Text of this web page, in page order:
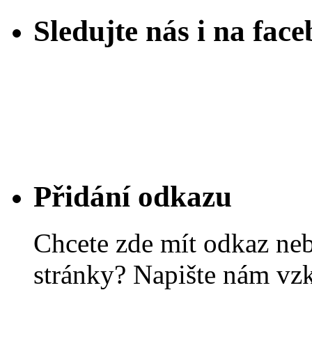
Sledujte nás i na
Přidání odkazu
Chcete zde mít odkaz
stránky? Napište nám